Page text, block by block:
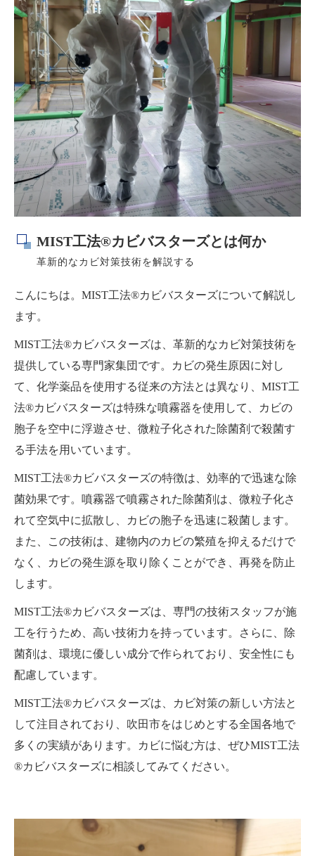
MIST工法®カビバスターズとは何か
革新的なカビ対策技術を解説する
こんにちは。MIST工法®カビバスターズについて解説し
ます。
MIST工法®カビバスターズは、革新的なカビ対策技術を
提供している専門家集団です。カビの発生原因に対し
て、化学薬品を使用する従来の方法とは異なり、MIST工
法®カビバスターズは特殊な噴霧器を使用して、カビの
胞子を空中に浮遊させ、微粒子化された除菌剤で殺菌す
る手法を用いています。
MIST工法®カビバスターズの特徴は、効率的で迅速な除
菌効果です。噴霧器で噴霧された除菌剤は、微粒子化さ
れて空気中に拡散し、カビの胞子を迅速に殺菌します。
また、この技術は、建物内のカビの繁殖を抑えるだけで
なく、カビの発生源を取り除くことができ、再発を防止
します。
MIST工法®カビバスターズは、専門の技術スタッフが施
工を行うため、高い技術力を持っています。さらに、除
菌剤は、環境に優しい成分で作られており、安全性にも
配慮しています。
MIST工法®カビバスターズは、カビ対策の新しい方法と
して注目されており、吹田市をはじめとする全国各地で
多くの実績があります。カビに悩む方は、ぜひMIST工法
®カビバスターズに相談してみてください。